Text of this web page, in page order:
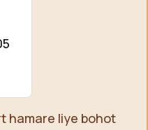
hamare liye bohot